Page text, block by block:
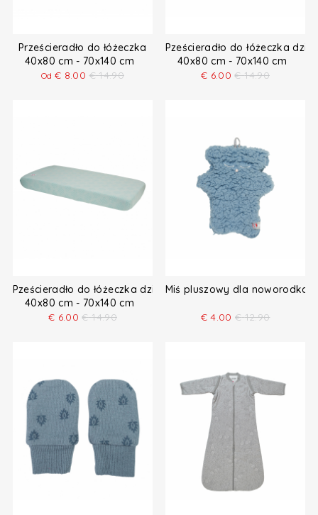
Prześcieradło do łóżeczka
40x80 cm - 70x140 cm
Od€ 8.00 € 14.90
Pześcieradło do łóżeczka
40x80 cm - 70x140 cm
€ 6.00 € 14.90
Pześcieradło do łóżeczka dziecięcego
40x80 cm - 70x140 cm
€ 6.00 € 14.90
Miś pluszowy dla noworodka
€ 4.00 € 12.90